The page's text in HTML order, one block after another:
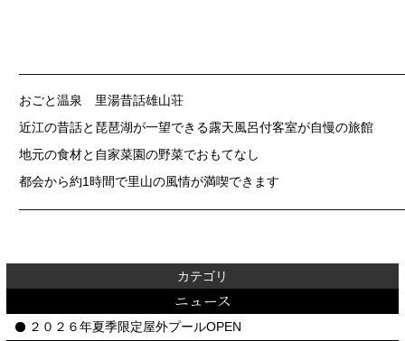
カテゴリ
ニュース
２０２６年夏季限定屋外プールOPEN
おごと温泉 里湯昔話雄山荘
近江の昔話と琵琶湖が一望できる露天風呂付客室が自慢の旅館
地元の食材と自家菜園の野菜でおもてなし
都会から約1時間で里山の風情が満喫できます